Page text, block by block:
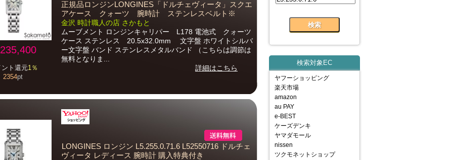
ト還元1％
2354pt
正規品ロンジンLONGINES「ドルチェヴィータ」スクエ
アケース クォーツ 腕時計 ステンレスベルト※
金沢 時計職人の店 さかもと
ムーブメント ロンジンキャリパー L178 電池式 クォーツ
ケース ステンレス 20.5x32.0mm 文字盤 ホワイトシルバ
ー文字盤 バンド ステンレスメタルバンド （こちらは調節は
無料となりま...
詳細はこちら
LONGINES ロンジン L5.255.0.71.6 L52550716 ドルチェ
ヴィータ レディース 腕時計 購入特典付き
検索対象EC
ヤフーショッピング
楽天市場
amazon
au PAY
e-BEST
ケーズデンキ
ヤマダモール
nissen
ツクモネットショップ